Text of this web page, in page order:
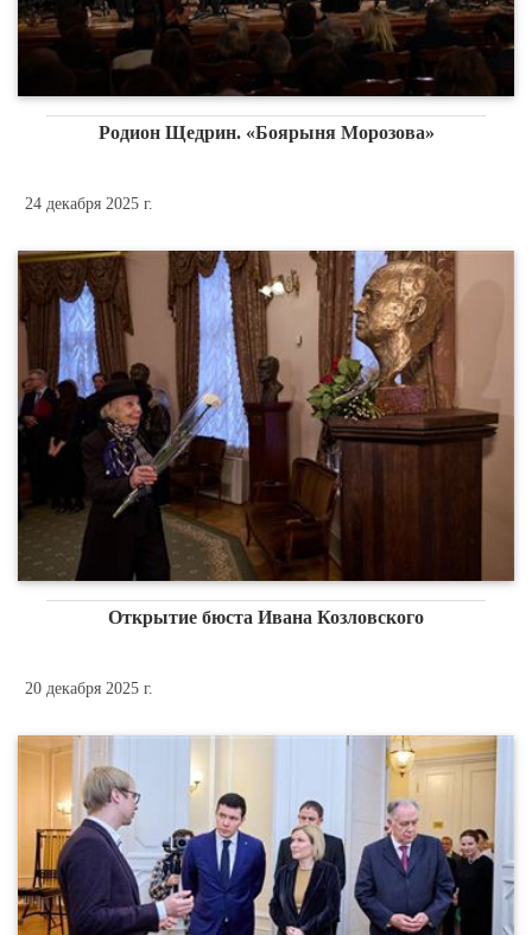
Родион Щедрин. «Боярыня Морозова»
24 декабря 2025 г.
Открытие бюста Ивана Козловского
20 декабря 2025 г.